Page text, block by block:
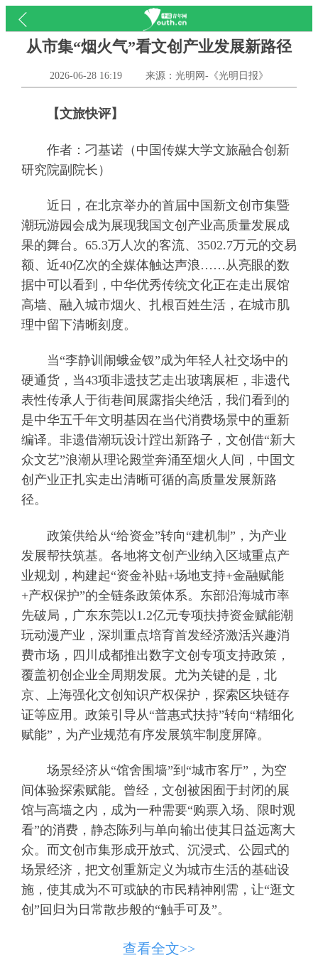
从市集“烟火气”看文创产业发展新路径
2026-06-28 16:19 来源：光明网-《光明日报》
【文旅快评】
作者：刁基诺（中国传媒大学文旅融合创新
研究院副院长）
近日，在北京举办的首届中国新文创市集暨
潮玩游园会成为展现我国文创产业高质量发展成
果的舞台。65.3万人次的客流、3502.7万元的交易
额、近40亿次的全媒体触达声浪……从亮眼的数
据中可以看到，中华优秀传统文化正在走出展馆
高墙、融入城市烟火、扎根百姓生活，在城市肌
理中留下清晰刻度。
当“李静训闹蛾金钗”成为年轻人社交场中的
硬通货，当43项非遗技艺走出玻璃展柜，非遗代
表性传承人于街巷间展露指尖绝活，我们看到的
是中华五千年文明基因在当代消费场景中的重新
编译。非遗借潮玩设计蹚出新路子，文创借“新大
众文艺”浪潮从理论殿堂奔涌至烟火人间，中国文
创产业正扎实走出清晰可循的高质量发展新路
径。
政策供给从“给资金”转向“建机制”，为产业
发展帮扶筑基。各地将文创产业纳入区域重点产
业规划，构建起“资金补贴+场地支持+金融赋能
+产权保护”的全链条政策体系。东部沿海城市率
先破局，广东东莞以1.2亿元专项扶持资金赋能潮
玩动漫产业，深圳重点培育首发经济激活兴趣消
费市场，四川成都推出数字文创专项支持政策，
覆盖初创企业全周期发展。尤为关键的是，北
京、上海强化文创知识产权保护，探索区块链存
证等应用。政策引导从“普惠式扶持”转向“精细化
赋能”，为产业规范有序发展筑牢制度屏障。
场景经济从“馆舍围墙”到“城市客厅”，为空
间体验探索赋能。曾经，文创被困囿于封闭的展
馆与高墙之内，成为一种需要“购票入场、限时观
看”的消费，静态陈列与单向输出使其日益远离大
众。而文创市集形成开放式、沉浸式、公园式的
场景经济，把文创重新定义为城市生活的基础设
施，使其成为不可或缺的市民精神刚需，让“逛文
创”回归为日常散步般的“触手可及”。
文创价值从“商品展陈”到“文明接口”，激活
查看全文>>